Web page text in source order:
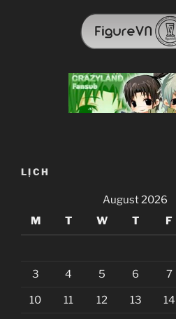
LỊCH
August 2026
M
T W T F
3 4 5 6 7
10 11 12 13 14